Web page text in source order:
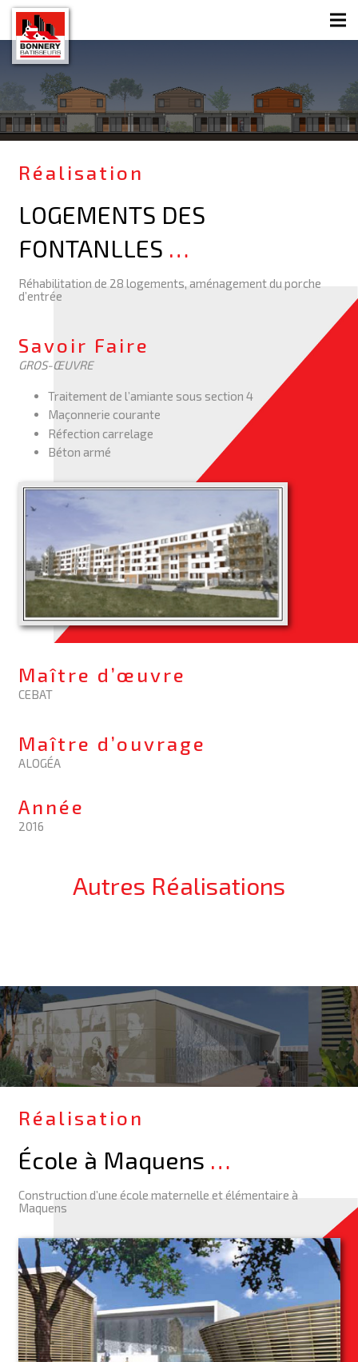
Réalisation
LOGEMENTS DES
FONTANLLES …
Réhabilitation de 28 logements, aménagement du porche
d’entrée
Savoir Faire
GROS-ŒUVRE
Traitement de l’amiante sous section 4
Maçonnerie courante
Réfection carrelage
Béton armé
Maître d’œuvre
CEBAT
Maître d’ouvrage
ALOGÉA
Année
2016
Autres Réalisations
Réalisation
École à Maquens …
Construction d’une école maternelle et élémentaire à
Maquens